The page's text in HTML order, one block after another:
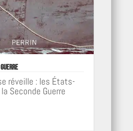
réveille : les États-
Seconde Guerre